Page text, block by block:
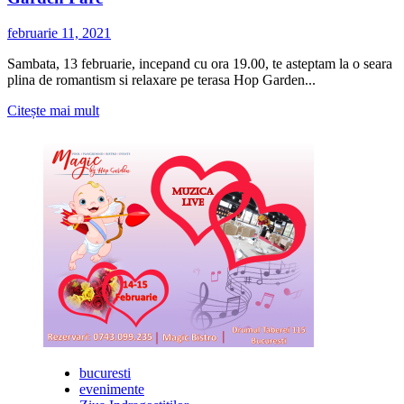
februarie 11, 2021
Sambata, 13 februarie, incepand cu ora 19.00, te asteptam la o seara
plina de romantism si relaxare pe terasa Hop Garden...
Citește mai multCitește
despre
Romantic
live
music
cu
Maria
Magdalena
la
Hop
Garden
Parc
bucuresti
evenimente